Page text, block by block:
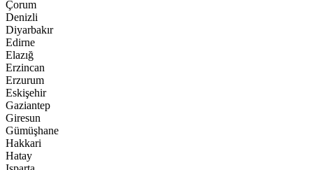
Çorum
Denizli
Diyarbakır
Edirne
Elazığ
Erzincan
Erzurum
Eskişehir
Gaziantep
Giresun
Gümüşhane
Hakkari
Hatay